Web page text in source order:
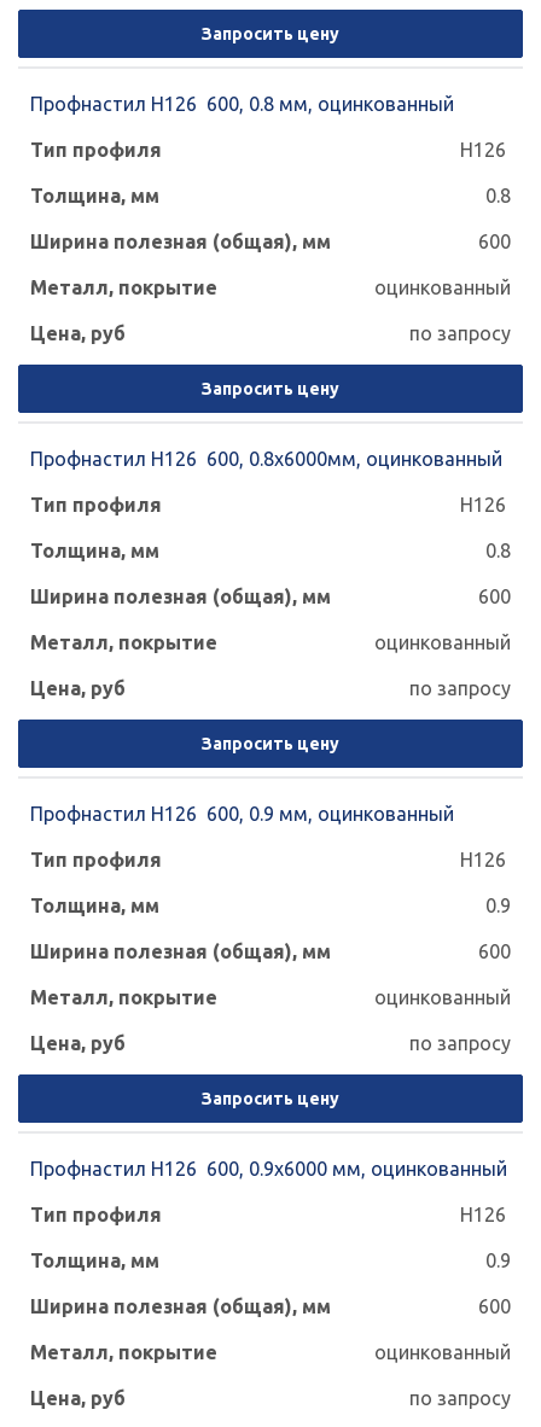
Запросить цену
Профнастил Н126 600, 0.8 мм, оцинкованный
Н126
0.8
600
оцинкованный
по запросу
Запросить цену
Профнастил Н126 600, 0.8х6000мм, оцинкованный
Н126
0.8
600
оцинкованный
по запросу
Запросить цену
Профнастил Н126 600, 0.9 мм, оцинкованный
Н126
0.9
600
оцинкованный
по запросу
Запросить цену
Профнастил Н126 600, 0.9х6000 мм, оцинкованный
Н126
0.9
600
оцинкованный
по запросу